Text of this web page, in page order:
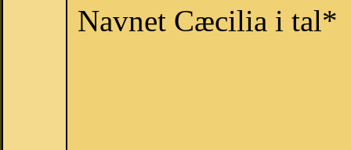
Navnet Cæcilia i tal*